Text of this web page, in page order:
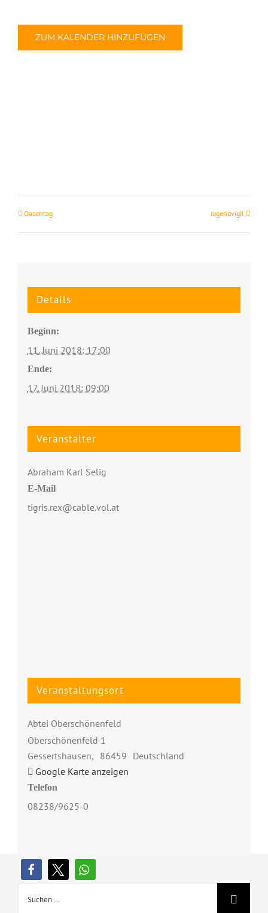
ZUM KALENDER HINZUFÜGEN
Oasentag Jugendvigil
Details
Beginn:
11. Juni 2018: 17:00
Ende:
17. Juni 2018: 09:00
Veranstalter
Abraham Karl Selig
E-Mail
tigris.rex@cable.vol.at
Veranstaltungsort
Abtei Oberschönenfeld
Oberschönenfeld 1
Gessertshausen, 86459 Deutschland
Google Karte anzeigen
Telefon
08238/9625-0